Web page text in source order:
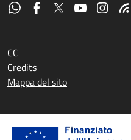
CC
Credits
Mappa del sito